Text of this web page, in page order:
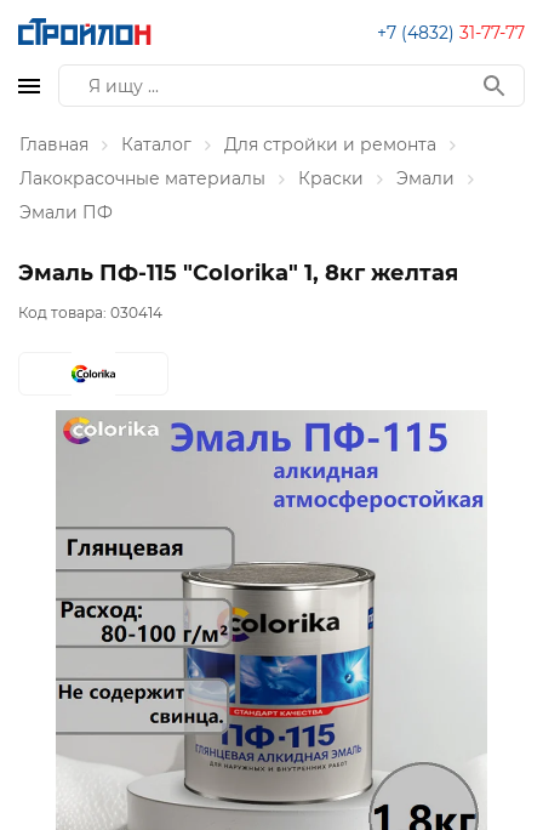
+7 (4832) 31-77-77
Главная Каталог
Для стройки и ремонта
Лакокрасочные материалы
Краски
Эмали
Эмали ПФ
Эмаль ПФ-115 "CoIorika" 1, 8кг желтая
Код товара: 030414